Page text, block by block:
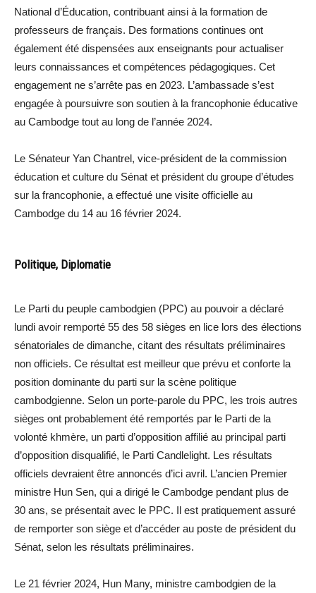
National d’Éducation, contribuant ainsi à la formation de
professeurs de français. Des formations continues ont
également été dispensées aux enseignants pour actualiser
leurs connaissances et compétences pédagogiques. Cet
engagement ne s’arrête pas en 2023. L’ambassade s’est
engagée à poursuivre son soutien à la francophonie éducative
au Cambodge tout au long de l’année 2024.
Le Sénateur Yan Chantrel, vice-président de la commission
éducation et culture du Sénat et président du groupe d’études
sur la francophonie, a effectué une visite officielle au
Cambodge du 14 au 16 février 2024.
Politique, Diplomatie
Le Parti du peuple cambodgien (PPC) au pouvoir a déclaré
lundi avoir remporté 55 des 58 sièges en lice lors des élections
sénatoriales de dimanche, citant des résultats préliminaires
non officiels. Ce résultat est meilleur que prévu et conforte la
position dominante du parti sur la scène politique
cambodgienne. Selon un porte-parole du PPC, les trois autres
sièges ont probablement été remportés par le Parti de la
volonté khmère, un parti d’opposition affilié au principal parti
d’opposition disqualifié, le Parti Candlelight. Les résultats
officiels devraient être annoncés d’ici avril. L’ancien Premier
ministre Hun Sen, qui a dirigé le Cambodge pendant plus de
30 ans, se présentait avec le PPC. Il est pratiquement assuré
de remporter son siège et d’accéder au poste de président du
Sénat, selon les résultats préliminaires.
Le 21 février 2024, Hun Many, ministre cambodgien de la